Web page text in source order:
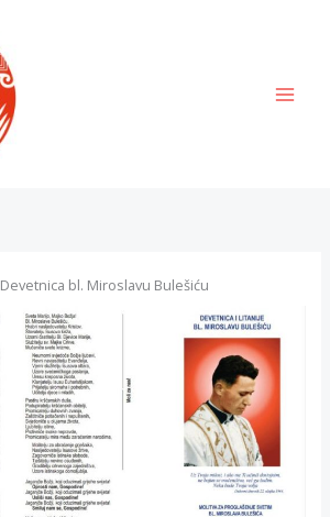
Devetnica bl. Miroslavu Bulešiću